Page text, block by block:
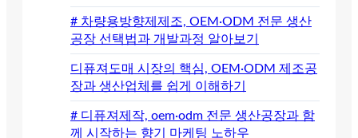
# 차량용방향제제조, OEM·ODM 전문 생산
공장 선택법과 개발과정 알아보기
디퓨져도매 시장의 핵심, OEM·ODM 제조공
장과 생산업체를 쉽게 이해하기
# 디퓨져제작, oem·odm 전문 생산공장과 함
께 시작하는 향기 마케팅 노하우